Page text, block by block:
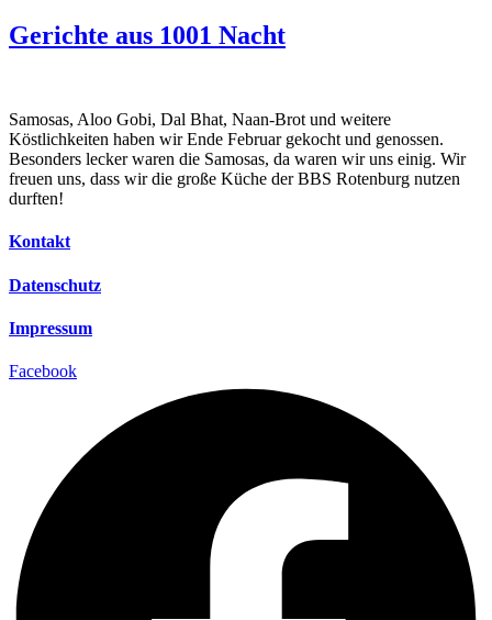
Gerichte aus 1001 Nacht
Samosas, Aloo Gobi, Dal Bhat, Naan-Brot und weitere
Köstlichkeiten haben wir Ende Februar gekocht und genossen.
Besonders lecker waren die Samosas, da waren wir uns einig. Wir
freuen uns, dass wir die große Küche der BBS Rotenburg nutzen
durften!
Kontakt
Datenschutz
Impressum
Facebook